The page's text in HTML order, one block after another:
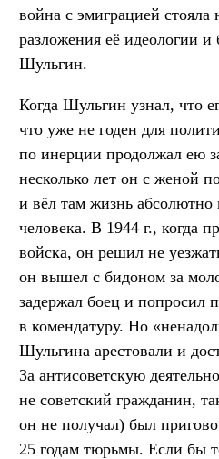
война с эмиграцией стояла
разложения её идеологии и
Шульгин.
Когда Шульгин узнал, что
что уже не годен для
по инерции продолжал ею
несколько лет он с женой
и вёл там жизнь абсолютно
человека. В 1944 г., когда
войска, он решил не
он вышел с бидоном за
задержал боец и попросил
в комендатуру. Но
Шульгина арестовали и
За антисоветскую
не советский гражданин,
он не получал) был
25 годам тюрьмы. Если бы